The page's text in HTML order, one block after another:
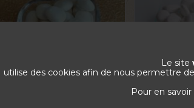
VOIR
Le site
utilise des cookies afin de nous permettre
Pour en